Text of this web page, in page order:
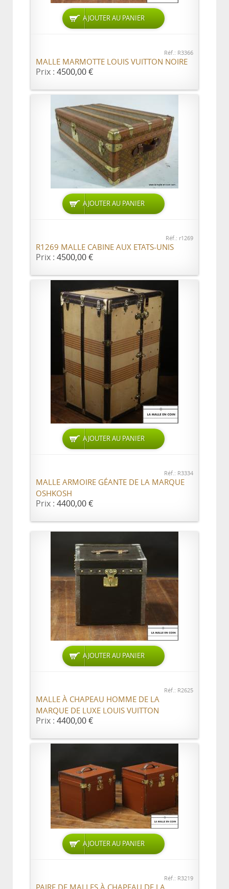
AJOUTER AU PANIER
Réf.: R3366
MALLE MARMOTTE LOUIS VUITTON NOIRE
Prix : 4500,00 €
AJOUTER AU PANIER
Réf.: r1269
R1269 MALLE CABINE AUX ETATS-UNIS
Prix : 4500,00 €
AJOUTER AU PANIER
Réf.: R3334
MALLE ARMOIRE GÉANTE DE LA MARQUE
OSHKOSH
Prix : 4400,00 €
AJOUTER AU PANIER
Réf.: R2625
MALLE À CHAPEAU HOMME DE LA
MARQUE DE LUXE LOUIS VUITTON
Prix : 4400,00 €
AJOUTER AU PANIER
Réf.: R3219